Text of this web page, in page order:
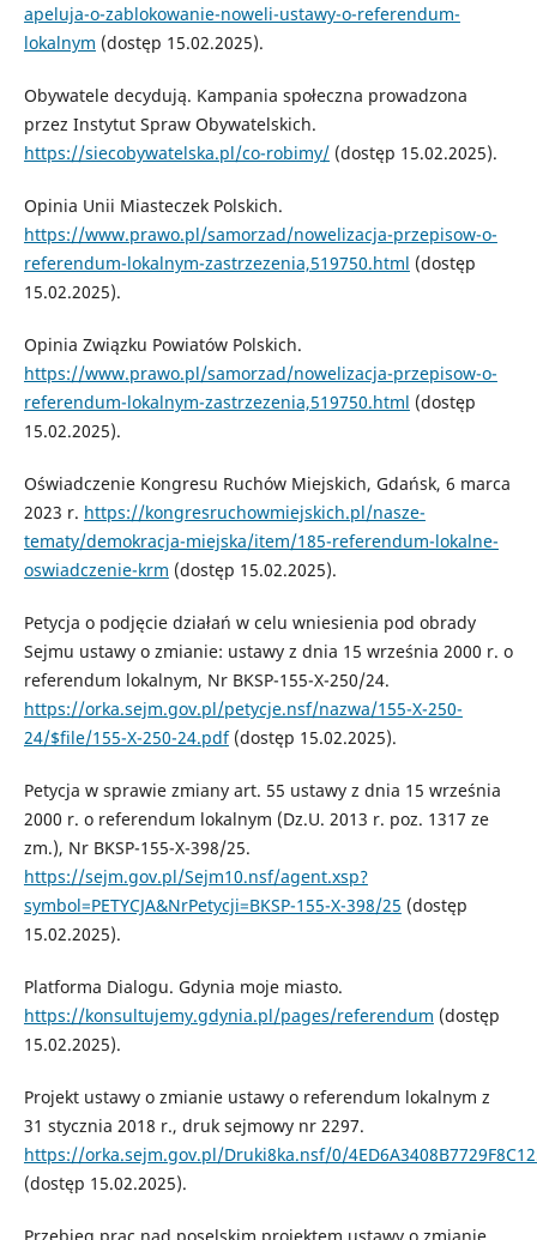
apeluja-o-zablokowanie-noweli-ustawy-o-referendum-
lokalnym (dostęp 15.02.2025).
Obywatele decydują. Kampania społeczna prowadzona
przez Instytut Spraw Obywatelskich.
https://siecobywatelska.pl/co-robimy/(dostęp 15.02.2025).
Opinia Unii Miasteczek Polskich.
https://www.prawo.pl/samorzad/nowelizacja-przepisow-o-
referendum-lokalnym-zastrzezenia,519750.html (dostęp
15.02.2025).
Opinia Związku Powiatów Polskich.
https://www.prawo.pl/samorzad/nowelizacja-przepisow-o-
referendum-lokalnym-zastrzezenia,519750.html (dostęp
15.02.2025).
Oświadczenie Kongresu Ruchów Miejskich, Gdańsk, 6 marca
2023 r. https://kongresruchowmiejskich.pl/nasze-
tematy/demokracja-miejska/item/185-referendum-lokalne-
oswiadczenie-krm (dostęp 15.02.2025).
Petycja o podjęcie działań w celu wniesienia pod obrady
Sejmu ustawy o zmianie: ustawy z dnia 15 września 2000 r. o
referendum lokalnym, Nr BKSP-155-X-250/24.
https://orka.sejm.gov.pl/petycje.nsf/nazwa/155-X-250-
24/$file/155-X-250-24.pdf(dostęp 15.02.2025).
Petycja w sprawie zmiany art. 55 ustawy z dnia 15 września
2000 r. o referendum lokalnym (Dz.U. 2013 r. poz. 1317 ze
zm.), Nr BKSP-155-X-398/25.
https://sejm.gov.pl/Sejm10.nsf/agent.xsp?
symbol=PETYCJA&NrPetycji=BKSP-155-X-398/25 (dostęp
15.02.2025).
Platforma Dialogu. Gdynia moje miasto.
https://konsultujemy.gdynia.pl/pages/referendum (dostęp
15.02.2025).
Projekt ustawy o zmianie ustawy o referendum lokalnym z
31 stycznia 2018 r., druk sejmowy nr 2297.
https://orka.sejm.gov.pl/Druki8ka.nsf/0/
(dostęp 15.02.2025).